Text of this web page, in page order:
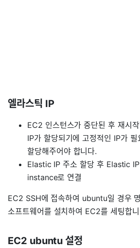
엘라스틱 IP
EC2 인스턴스가 중단된 후 재시
IP가 할당되기에 고정적인 IP가
할당해주어야 합니다.
Elastic IP 주소 할당 후 Elastic
instance로 연결
EC2 SSH에 접속하여 ubuntu일 경우
소프트웨어를 설치하여 EC2를 세팅합
EC2 ubuntu 설정